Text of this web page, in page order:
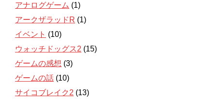
アナログゲーム (1)
アークザラッドR (1)
イベント (10)
ウォッチドッグス2 (15)
ゲームの感想 (3)
ゲームの話 (10)
サイコブレイク2 (13)